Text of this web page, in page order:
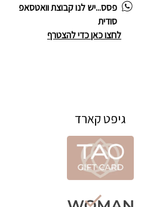
פסס...יש לנו קבוצת וואטסאפ
סודית
לחצו כאן כדי להצטרף
גיפט קארד